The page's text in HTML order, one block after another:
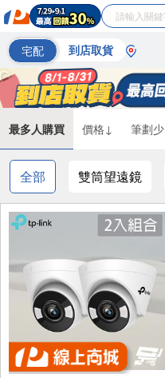
宅配 到店取貨
最多人購買 價格↓ 筆劃少
全部 雙筒望遠鏡